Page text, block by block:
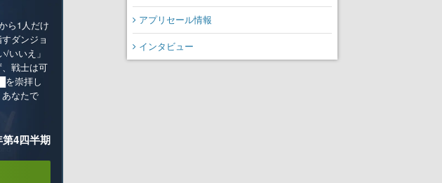
ら1人だけ
ダンジョ
いいえ」
戦士は可
を崇拝し
なたで
第4四半期
ページを準備中
アプリセール情報
インタビュー